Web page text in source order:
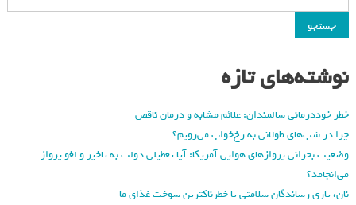
جستجو
نوشته‌های تازه
خطر خوددرمانی سالمندان: علائم مشابه و درمان ناقص
چرا در شب‌های طولانی به رخ‌خواب می‌رویم؟
وضعیت بحرانی پروازهای هوایی آمریکا: آیا تعطیلی دولت به تاخیر و لغو پرواز
می‌انجامد؟
نان، یاری رساندگان سلامتی یا خطرناکترین سوخت غذای ما